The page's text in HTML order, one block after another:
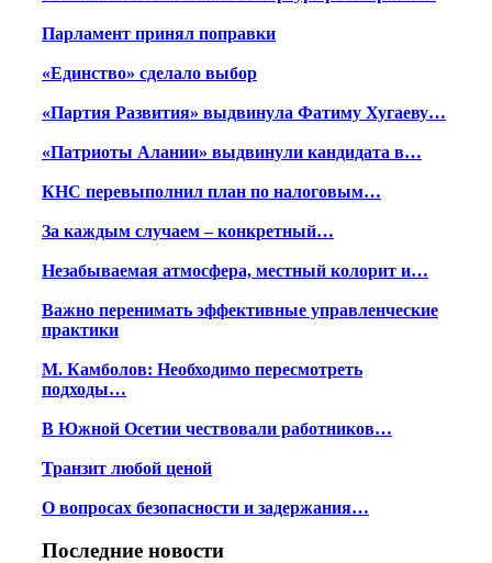
Парламент принял поправки
«Единство» сделало выбор
«Партия Развития» выдвинула Фатиму Хугаеву…
«Патриоты Алании» выдвинули кандидата в…
КНС перевыполнил план по налоговым…
За каждым случаем – конкретный…
Незабываемая атмосфера, местный колорит и…
Важно перенимать эффективные управленческие
практики
М. Камболов: Необходимо пересмотреть
подходы…
В Южной Осетии чествовали работников…
Транзит любой ценой
О вопросах безопасности и задержания…
Последние новости